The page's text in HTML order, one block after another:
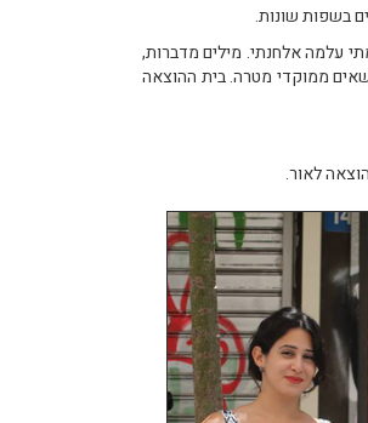
בשפות שונות.
– על ידי מתי עלמה אלחנתי. מילים מדברות,
ממוקדי מטרה. בית ההוצאה
לאור.